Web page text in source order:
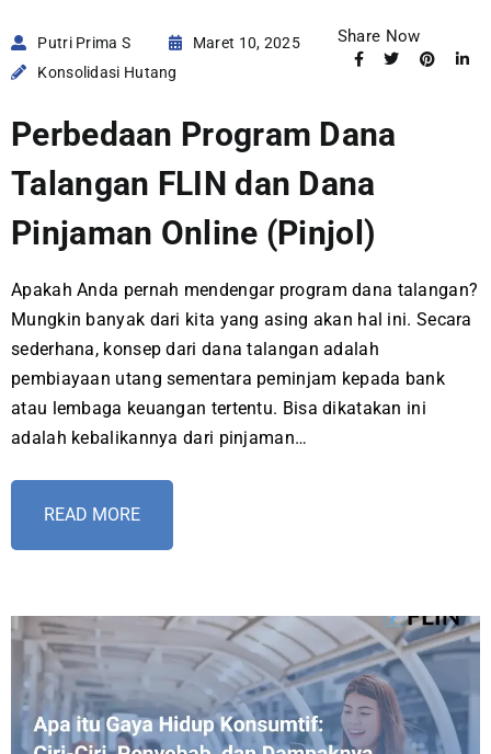
Putri Prima S
Maret 10, 2025
Konsolidasi Hutang
Share Now
Perbedaan Program Dana
Talangan FLIN dan Dana
Pinjaman Online (Pinjol)
Apakah Anda pernah mendengar program dana talangan?
Mungkin banyak dari kita yang asing akan hal ini. Secara
sederhana, konsep dari dana talangan adalah
pembiayaan utang sementara peminjam kepada bank
atau lembaga keuangan tertentu. Bisa dikatakan ini
adalah kebalikannya dari pinjaman…
READ MORE